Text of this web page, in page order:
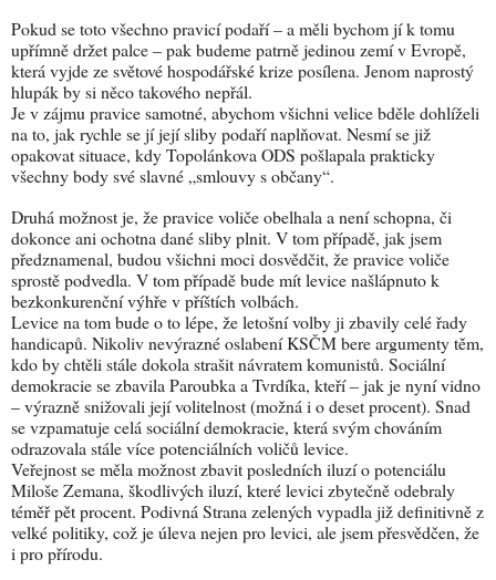
Pokud se toto všechno pravicí podaří – a měli bychom jí k tomu
upřímně držet palce – pak budeme patrně jedinou zemí v Evropě,
která vyjde ze světové hospodářské krize posílena. Jenom naprostý
hlupák by si něco takového nepřál.
Je v zájmu pravice samotné, abychom všichni velice bděle dohlíželi
na to, jak rychle se jí její sliby podaří naplňovat. Nesmí se již
opakovat situace, kdy Topolánkova ODS pošlapala prakticky
všechny body své slavné „smlouvy s občany“.
Druhá možnost je, že pravice voliče obelhala a není schopna, či
dokonce ani ochotna dané sliby plnit. V tom případě, jak jsem
předznamenal, budou všichni moci dosvědčit, že pravice voliče
sprostě podvedla. V tom případě bude mít levice našlápnuto k
bezkonkurenční výhře v příštích volbách.
Levice na tom bude o to lépe, že letošní volby ji zbavily celé řady
handicapů. Nikoliv nevýrazné oslabení KSČM bere argumenty těm,
kdo by chtěli stále dokola strašit návratem komunistů. Sociální
demokracie se zbavila Paroubka a Tvrdíka, kteří – jak je nyní vidno
– výrazně snižovali její volitelnost (možná i o deset procent). Snad
se vzpamatuje celá sociální demokracie, která svým chováním
odrazovala stále více potenciálních voličů levice.
Veřejnost se měla možnost zbavit posledních iluzí o potenciálu
Miloše Zemana, škodlivých iluzí, které levici zbytečně odebraly
téměř pět procent. Podivná Strana zelených vypadla již definitivně z
velké politiky, což je úleva nejen pro levici, ale jsem přesvědčen, že
i pro přírodu.